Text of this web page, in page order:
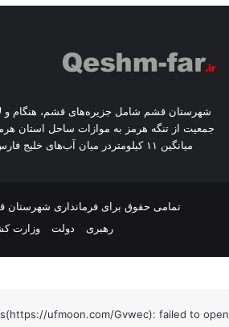
میانگین ۱۱ کیلومتردر میان آب‌های خلیج فارس گسترده شده است.
تمامی حقوق برایفرمانداری شهرستان
رهبری
دولت وزارت
ufmoon.com/Gvwec): failed to open